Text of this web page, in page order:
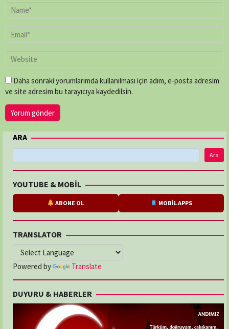
Daha sonraki yorumlarımda kullanılması için adım, e-posta adresim
ve site adresim bu tarayıcıya kaydedilsin.
ARA
Ara
YOUTUBE & MOBİL
ABONE OL MOBİL APPS
TRANSLATOR
Powered by Translate
DUYURU & HABERLER